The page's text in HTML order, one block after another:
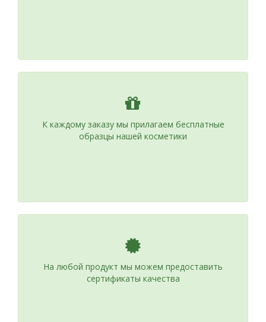
К каждому заказу мы прилагаем бесплатные
образцы нашей косметики
На любой продукт мы можем предоставить
сертификаты качества